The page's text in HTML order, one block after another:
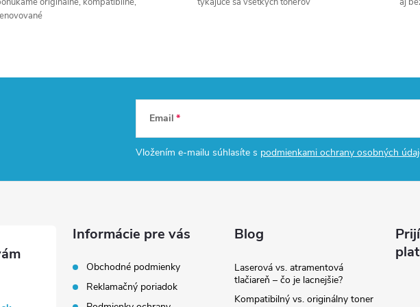
a
n
e
Email
Vložením e-mailu súhlasíte s podmienkami ochrany osobných
Informácie pre vás
Obchodné podmienky
Reklamačný poriadok
Blog
Laserová vs. atramentová
tlačiareň – čo je lacnejšie?
Kompatibilný vs. originálny toner